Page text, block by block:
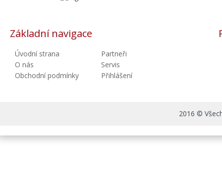
Základní navigace
Úvodní strana
O nás
Obchodní podmínky
Partneři
Servis
Přihlášení
2016 ©